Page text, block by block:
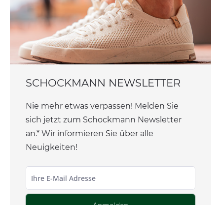
SCHOCKMANN NEWSLETTER
Nie mehr etwas verpassen! Melden Sie
sich jetzt zum Schockmann Newsletter
an.* Wir informieren Sie über alle
Neuigkeiten!